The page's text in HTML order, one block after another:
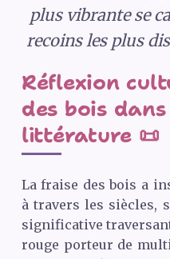
plus vibrante se
recoins les plus
Réflexion
des bois
littérature 📜
La fraise des bois a
à travers les siècles,
significative
rouge porteur de